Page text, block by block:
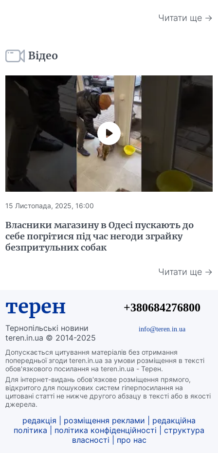
Читати ще →
Відео
15 Листопада, 2025, 16:00
Власники магазину в Одесі пускають до
себе погрітися під час негоди зграйку
безпритульних собак
Читати ще →
терен
Тернопільські новини
teren.in.ua © 2014-2025
Допускається цитування матеріалів без отримання
попередньої згоди teren.in.ua за умови розміщення в тексті
обов'язкового посилання на teren.in.ua - Терен.
Для інтернет-видань обов'язкове розміщення прямого,
відкритого для пошукових систем гіперпосилання на
цитовані статті не нижче другого абзацу в тексті або в якості
джерела.
+380684276800
info@teren.in.ua
редакція розміщення реклами
редакційна
політика
політика конфіденційності
структура
власності
про нас